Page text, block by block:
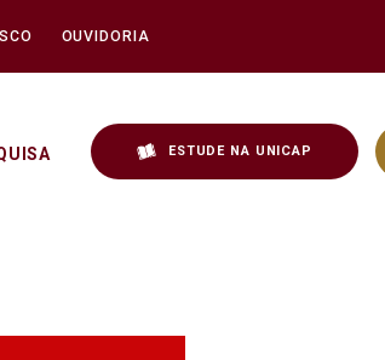
OUVIDORIA
ESTUDE NA UNICAP
Unicap